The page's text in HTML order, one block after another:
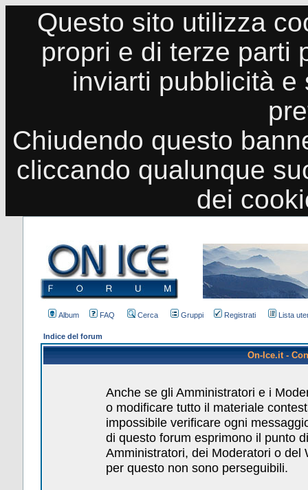
Questo sito utilizza
propri e di terze parti
inviarti pubblicità
Chiudendo questo
cliccando qualunque
dei
Album FAQ Cerca Gruppi Registrati Lista
Indice del forum
On-Ice.it -
Anche se gli Amministratori e i
o modificare tutto il materiale
impossibile verificare ogni
di questo forum esprimono il punto
Amministratori, dei Moderatori o
per questo non sono perseguibili.